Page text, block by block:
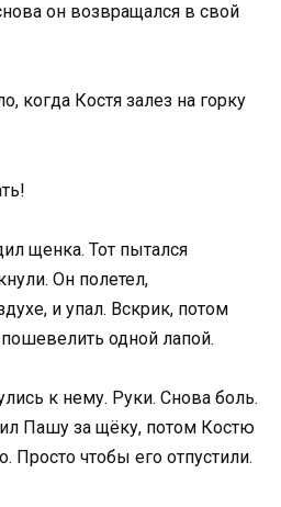
он возвращался в свой
когда Костя залез на горку
щенка. Тот пытался
Он полетел,
и упал. Вскрик, потом
одной лапой.
к нему. Руки. Снова боль.
Пашу за щёку, потом Костю
Просто чтобы его отпустили.